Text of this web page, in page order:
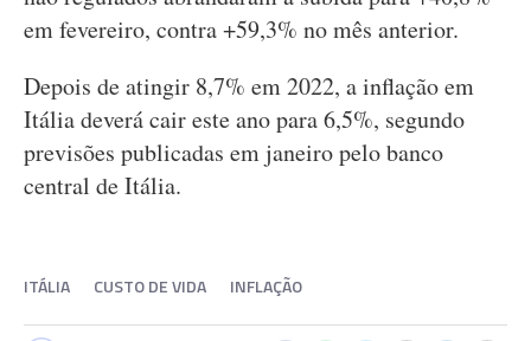
em fevereiro, contra +59,3% no mês anterior.
Depois de atingir 8,7% em 2022, a inflação em
Itália deverá cair este ano para 6,5%, segundo
previsões publicadas em janeiro pelo banco
central de Itália.
ITÁLIA CUSTO DE VIDA INFLAÇÃO